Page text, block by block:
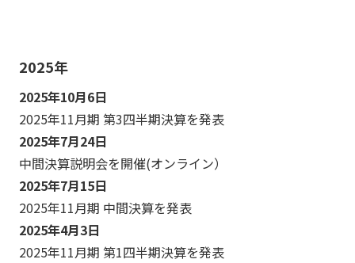
2025年
2025年10月6日
2025年11月期 第3四半期決算を発表
2025年7月24日
中間決算説明会を開催(オンライン）
2025年7月15日
2025年11月期 中間決算を発表
2025年4月3日
2025年11月期 第1四半期決算を発表